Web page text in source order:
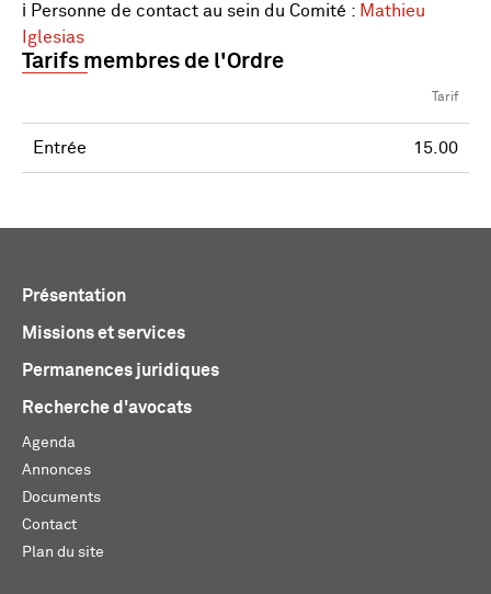
ℹ️ Personne de contact au sein du Comité : Mathieu
Iglesias
Tarifs membres de l'Ordre
Tarif
Entrée 15.00
Présentation
Missions et services
Permanences juridiques
Recherche d'avocats
Agenda
Annonces
Documents
Contact
Plan du site